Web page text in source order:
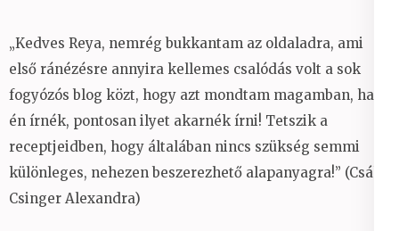
„Kedves Reya, nemrég bukkantam az oldaladra, ami
első ránézésre annyira kellemes csalódás volt a sok
fogyózós blog közt, hogy azt mondtam magamban, ha
én írnék, pontosan ilyet akarnék írni! Tetszik a
receptjeidben, hogy általában nincs szükség semmi
különleges, nehezen beszerezhető alapanyagra!” (Csáky
Csinger Alexandra)